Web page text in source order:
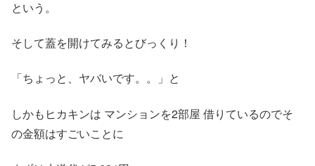
という。
そして蓋を開けてみるとびっくり！
「ちょっと、ヤバいです。。」と
しかもヒカキンは マンションを2部屋 借りているのでそ
の金額はすごいことに